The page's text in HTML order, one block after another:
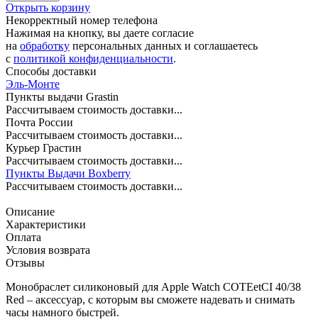
Открыть корзину
Некорректный номер телефона
Нажимая на кнопку, вы даете согласие
на обработку персональных данных и соглашаетесь
c политикой конфиденциальности.
Способы доставки
Эль-Монте
Пункты выдачи Grastin
Рассчитываем стоимость доставки...
Почта России
Рассчитываем стоимость доставки...
Курьер Грастин
Рассчитываем стоимость доставки...
Пункты Выдачи Boxberry
Рассчитываем стоимость доставки...
Описание
Характеристики
Оплата
Условия возврата
Отзывы
Монобраслет силиконовый для Apple Watch COTEetCI 40/38
Red – аксессуар, с которым вы сможете надевать и снимать
часы намного быстрей.